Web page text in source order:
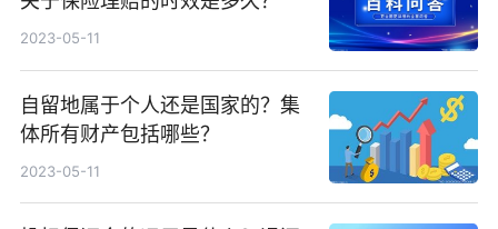
2023-05-11
自留地属于个人还是国家的？集
体所有财产包括哪些？
2023-05-11